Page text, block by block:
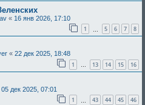
« 16 янв 2026, 17:10
1 5 6 7 8
« 22 дек 2025, 18:48
1 … 13 14 15 16
05 дек 2025, 07:01
1 43 44 45 46